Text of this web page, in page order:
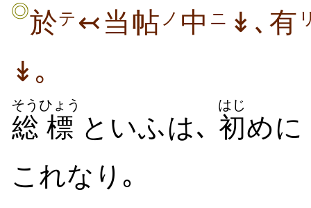
◎於テ ↢当帖 ノ 中 ニ ↡､有
↡｡
総
そう
標
ひょう
といふは､ 初
はじ
めに
これなり｡